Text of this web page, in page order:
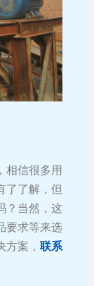
相信很多用
了了解，但
？当然，这
要求等来选
方案，联系